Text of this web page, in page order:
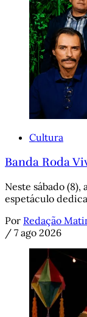
Cultura
Banda Roda
Neste sábado (8),
espetáculo
Por Redação
/ 7 ago 2026